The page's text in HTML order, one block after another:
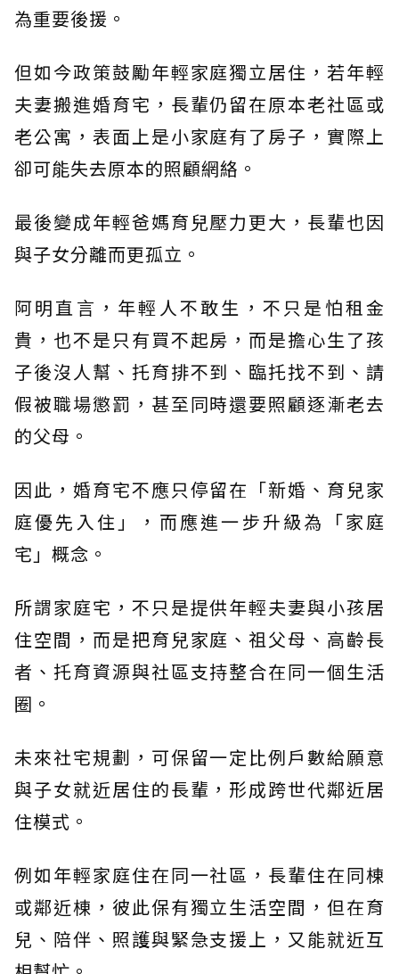
為重要後援。
但如今政策鼓勵年輕家庭獨立居住，若年輕
夫妻搬進婚育宅，長輩仍留在原本老社區或
老公寓，表面上是小家庭有了房子，實際上
卻可能失去原本的照顧網絡。
最後變成年輕爸媽育兒壓力更大，長輩也因
與子女分離而更孤立。
阿明直言，年輕人不敢生，不只是怕租金
貴，也不是只有買不起房，而是擔心生了孩
子後沒人幫、托育排不到、臨托找不到、請
假被職場懲罰，甚至同時還要照顧逐漸老去
的父母。
因此，婚育宅不應只停留在「新婚、育兒家
庭優先入住」，而應進一步升級為「家庭
宅」概念。
所謂家庭宅，不只是提供年輕夫妻與小孩居
住空間，而是把育兒家庭、祖父母、高齡長
者、托育資源與社區支持整合在同一個生活
圈。
未來社宅規劃，可保留一定比例戶數給願意
與子女就近居住的長輩，形成跨世代鄰近居
住模式。
例如年輕家庭住在同一社區，長輩住在同棟
或鄰近棟，彼此保有獨立生活空間，但在育
兒、陪伴、照護與緊急支援上，又能就近互